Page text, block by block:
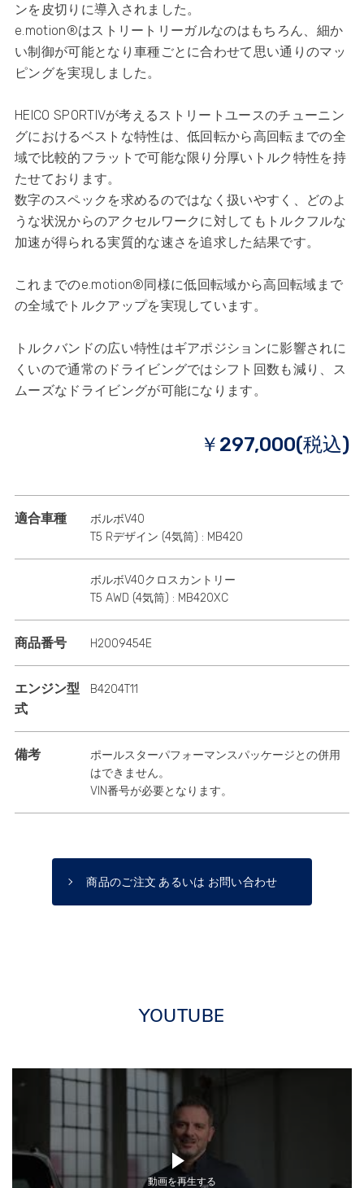
ンを皮切りに導入されました。
e.motion®はストリートリーガルなのはもちろん、細か
い制御が可能となり車種ごとに合わせて思い通りのマッ
ピングを実現しました。
HEICO SPORTIVが考えるストリートユースのチューニン
グにおけるベストな特性は、低回転から高回転までの全
域で比較的フラットで可能な限り分厚いトルク特性を持
たせております。
数字のスペックを求めるのではなく扱いやすく、どのよ
うな状況からのアクセルワークに対してもトルクフルな
加速が得られる実質的な速さを追求した結果です。
これまでのe.motion®同様に低回転域から高回転域まで
の全域でトルクアップを実現しています。
トルクバンドの広い特性はギアポジションに影響されに
くいので通常のドライビングではシフト回数も減り、ス
ムーズなドライビングが可能になります。
￥297,000(税込)
適合車種
ボルボV40
T5 Rデザイン (4気筒) : MB420
ボルボV40クロスカントリー
T5 AWD (4気筒) : MB420XC
商品番号 H2009454E
エンジン型
式
B4204T11
備考
ポールスターパフォーマンスパッケージとの併用
はできません。
VIN番号が必要となります。
商品のご注文 あるいは お問い合わせ
YOUTUBE
動画を再生する